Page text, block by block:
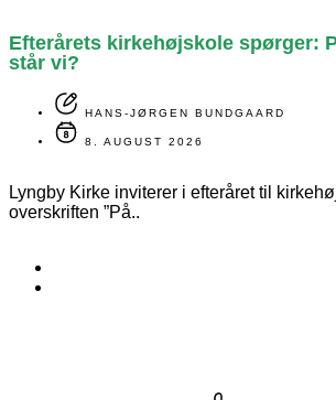
Efterårets kirkehøjskole spørger:
står vi?
HANS-JØRGEN BUNDGAARD
8. AUGUST 2026
Lyngby Kirke inviterer i efteråret til
overskriften ”På..